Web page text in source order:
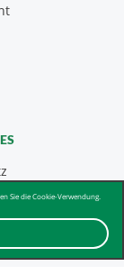
Sie die Cookie-Verwendung.